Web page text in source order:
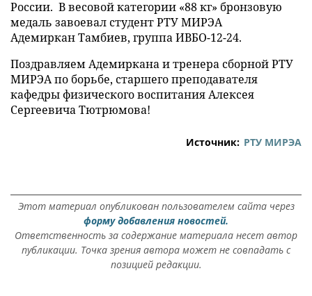
России. В весовой категории «88 кг» бронзовую
медаль завоевал студент РТУ МИРЭА
Адемиркан Тамбиев, группа ИВБО-12-24.
Поздравляем Адемиркана и тренера сборной РТУ
МИРЭА по борьбе, старшего преподавателя
кафедры физического воспитания Алексея
Сергеевича Тютрюмова!
Источник: РТУ МИРЭА
Этот материал опубликован пользователем сайта через
форму добавления новостей.
Ответственность за содержание материала несет автор
публикации. Точка зрения автора может не совпадать с
позицией редакции.